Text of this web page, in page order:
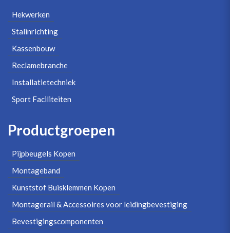
Hekwerken
Stalinrichting
Kassenbouw
Reclamebranche
Installatietechniek
Sport Faciliteiten
Productgroepen
Pijpbeugels Kopen
Montageband
Kunststof Buisklemmen Kopen
Montagerail & Accessoires voor leidingbevestiging
Bevestigingscomponenten